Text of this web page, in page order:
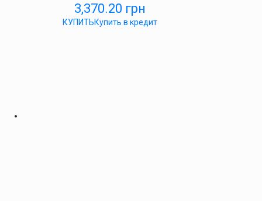
3,370.20 грн
КУПИТЬКупить в кредит